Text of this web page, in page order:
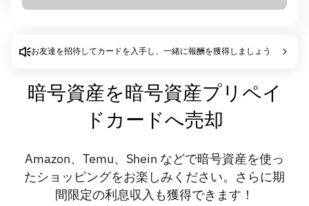
暗号資産を暗号資産プリペイ
ドカードへ売却
Amazon、Temu、Shein などで暗号資産を使っ
たショッピングをお楽しみください。さらに期
間限定の利息収入も獲得できます！
お友達を招待してカードを入手し、一緒に報酬を獲得しましょう